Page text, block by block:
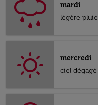
mardi
légère pluie
mercredi
ciel dégagé